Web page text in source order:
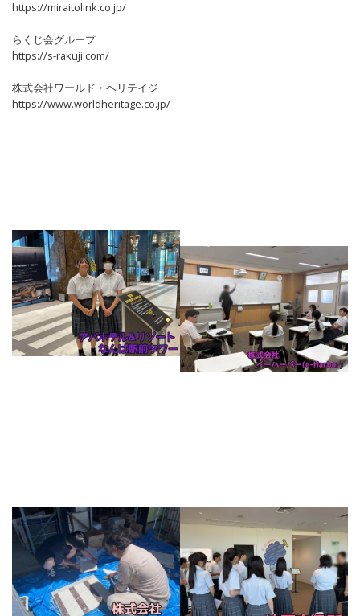
https://miraitolink.co.jp/
らくじ会グループ
https://s-rakuji.com/
株式会社ワールド・ヘリテイジ
https://www.worldheritage.co.jp/